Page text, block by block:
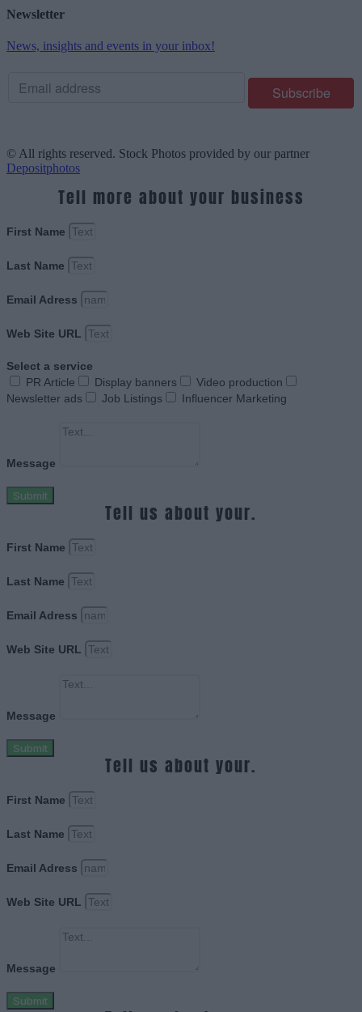
Newsletter
News, insights and events in your inbox!
© All rights reserved. Stock Photos provided by our partner
Depositphotos
Tell more about your business
First Name
Last Name
Email Adress
Web Site URL
Select a service
PR Article
Display banners
Video production
Newsletter ads
Job Listings Influencer Marketing
Message
Submit
Tell us about your.
First Name
Last Name
Email Adress
Web Site URL
Message
Submit
Tell us about your.
First Name
Last Name
Email Adress
Web Site URL
Message
Submit